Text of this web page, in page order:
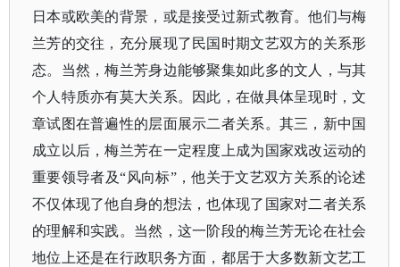
日本或欧美的背景，或是接受过新式教育。他们与梅
兰芳的交往，充分展现了民国时期文艺双方的关系形
态。当然，梅兰芳身边能够聚集如此多的文人，与其
个人特质亦有莫大关系。因此，在做具体呈现时，文
章试图在普遍性的层面展示二者关系。其三，新中国
成立以后，梅兰芳在一定程度上成为国家戏改运动的
重要领导者及“风向标”，他关于文艺双方关系的论述
不仅体现了他自身的想法，也体现了国家对二者关系
的理解和实践。当然，这一阶段的梅兰芳无论在社会
地位上还是在行政职务方面，都居于大多数新文艺工